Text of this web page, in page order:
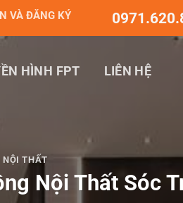
VÀ ĐĂNG KÝ
HÌNH FPT LIÊN HỆ
NỘI THẤT
Nội Thất Sóc